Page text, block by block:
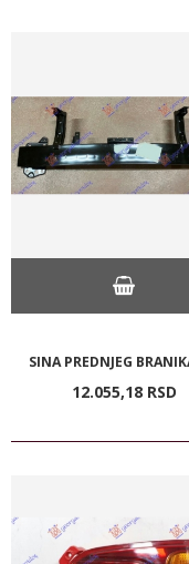
SINA PREDNJEG
12.055,18 RSD